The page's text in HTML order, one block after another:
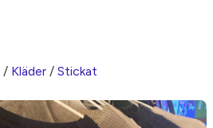
/ Kläder / Stickat